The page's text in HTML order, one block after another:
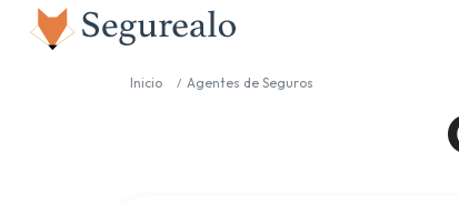
Inicio Agentes de Seguros